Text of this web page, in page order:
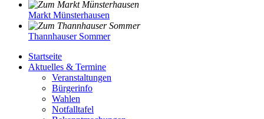
Markt Münsterhausen
Thannhauser Sommer
Startseite
Aktuelles & Termine
Veranstaltungen
Bürgerinfo
Wahlen
Notfalltafel